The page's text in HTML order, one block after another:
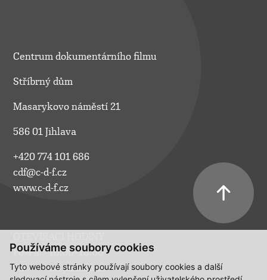
Používáme soubory cookies
Tyto webové stránky používají soubory cookies a další
Centrum dokumentárního filmu
Stříbrný dům
Masarykovo náměstí 21
586 01 Jihlava
+420 774 101 686
cdf@c-d-f.cz
www.c-d-f.cz
Po–Pá:
10.00–18.00
So:
na požádání